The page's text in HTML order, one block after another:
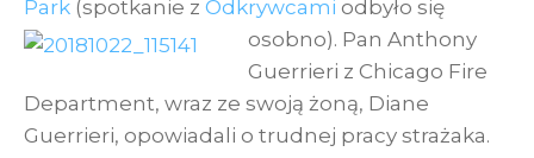
Park (spotkanie z Odkrywcami odbyło się
osobno). Pan Anthony
Guerrieri z Chicago Fire
Department, wraz ze swoją żoną, Diane
Guerrieri, opowiadali o trudnej pracy strażaka.